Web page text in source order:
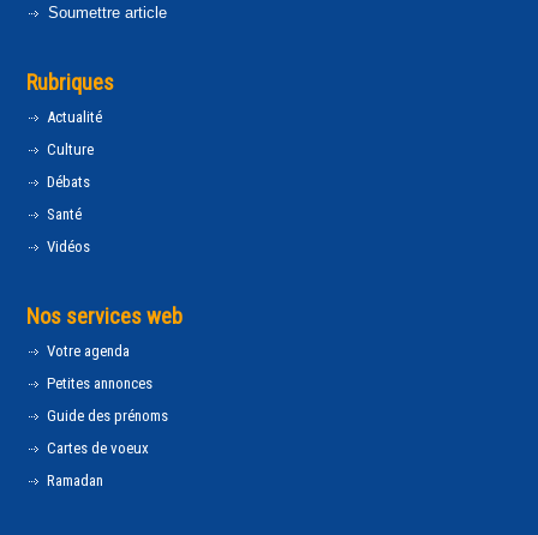
Soumettre article
Rubriques
Actualité
Culture
Débats
Santé
Vidéos
Nos services web
Votre agenda
Petites annonces
Guide des prénoms
Cartes de voeux
Ramadan